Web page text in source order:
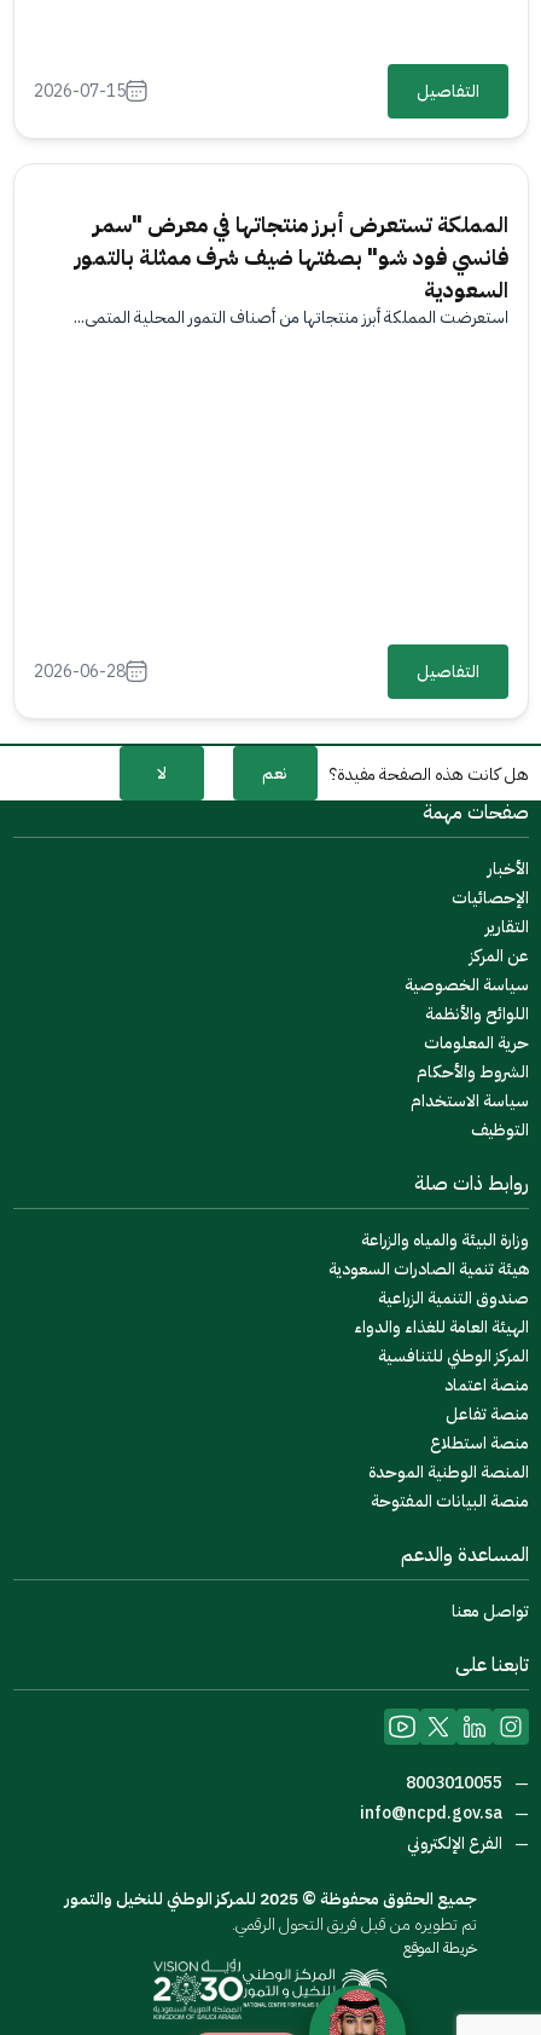
التفاصيل 2026-07-15
المملكة تستعرض أبرز منتجاتها في معرض "سمر
فانسي فود شو" بصفتها ضيف شرف ممثلة بالتمور
السعودية
استعرضت المملكة أبرز منتجاتها من أصناف التمور المحلية المتمي...
التفاصيل 2026-06-28
هل كانت هذه الصفحة مفيدة؟ نعم لا
صفحات مهمة
الأخبار
الإحصائيات
التقارير
عن المركز
سياسة الخصوصية
اللوائح والأنظمة
حرية المعلومات
الشروط والأحكام
سياسة الاستخدام
التوظيف
روابط ذات صلة
وزارة البيئة والمياه والزراعة
هيئة تنمية الصادرات السعودية
صندوق التنمية الزراعية
الهيئة العامة للغذاء والدواء
المركز الوطني للتنافسية
منصة اعتماد
منصة تفاعل
منصة استطلاع
المنصة الوطنية الموحدة
منصة البيانات المفتوحة
المساعدة والدعم
تواصل معنا
تابعنا على
—
—
info@ncpd.gov.sa
— الفرع الإلكتروني
جميع الحقوق محفوظة © 2025 للمركز الوطني للنخيل والتمور
تم تطويره من قبل فريق التحول الرقمي.
خريطة الموقع